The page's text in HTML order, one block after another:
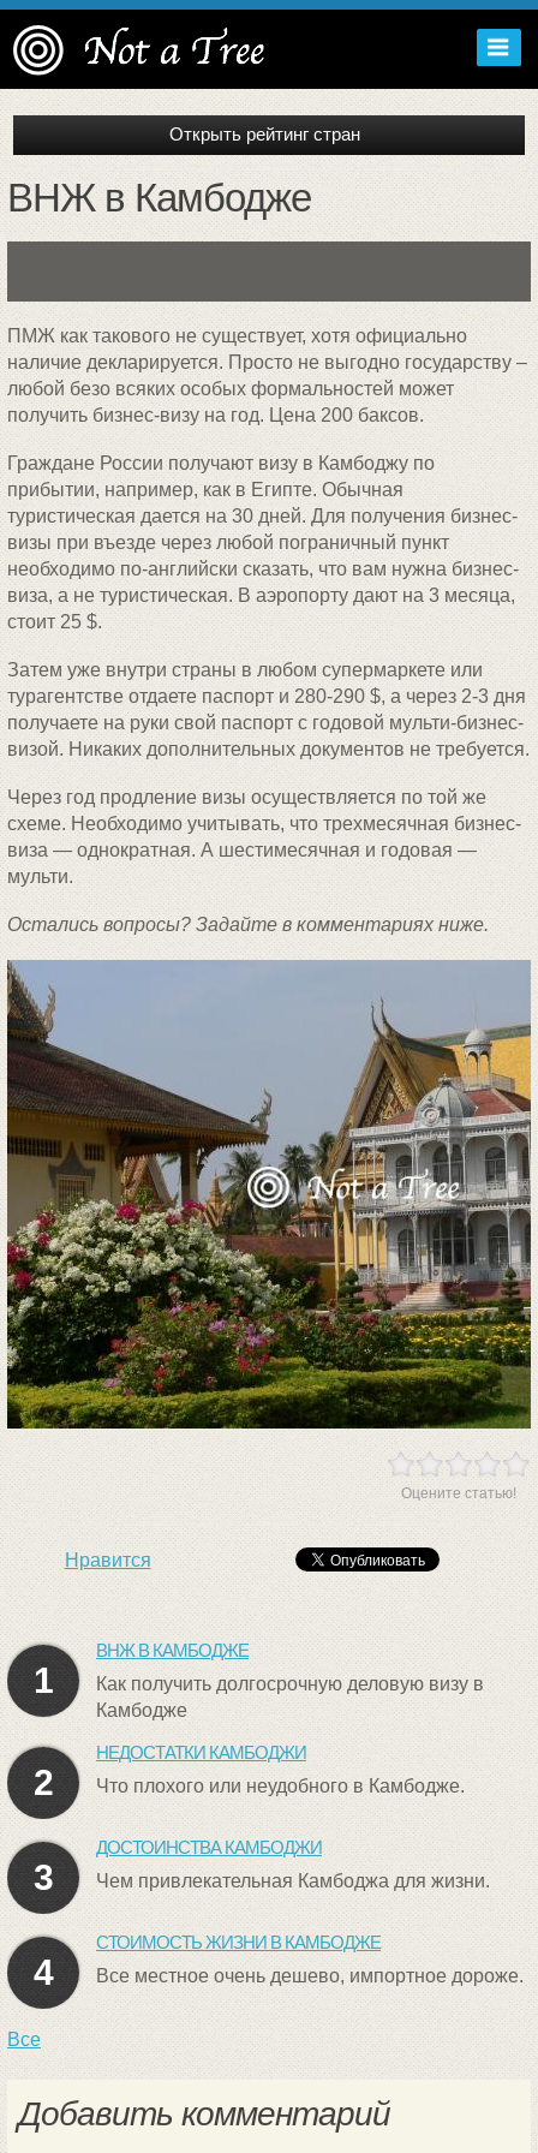
ВНЖ в Камбодже
ПМЖ как такового не существует, хотя официально
наличие декларируется. Просто не выгодно государству –
любой безо всяких особых формальностей может
получить бизнес-визу на год. Цена 200 баксов.
Граждане России получают визу в Камбоджу по
прибытии, например, как в Египте. Обычная
туристическая дается на 30 дней. Для получения бизнес-
визы при въезде через любой пограничный пункт
необходимо по-английски сказать, что вам нужна бизнес-
виза, а не туристическая. В аэропорту дают на 3 месяца,
стоит 25 $.
Затем уже внутри страны в любом супермаркете или
турагентстве отдаете паспорт и 280-290 $, а через 2-3 дня
получаете на руки свой паспорт с годовой мульти-бизнес-
визой. Никаких дополнительных документов не требуется.
Через год продление визы осуществляется по той же
схеме. Необходимо учитывать, что трехмесячная бизнес-
виза — однократная. А шестимесячная и годовая —
мульти.
Остались вопросы? Задайте в комментариях ниже.
Оцените статью!
Нравится
1
ВНЖ В КАМБОДЖЕ
Как получить долгосрочную деловую визу в
Камбодже
2
НЕДОСТАТКИ КАМБОДЖИ
Что плохого или неудобного в Камбодже.
3
ДОСТОИНСТВА КАМБОДЖИ
Чем привлекательная Камбоджа для жизни.
4
СТОИМОСТЬ ЖИЗНИ В КАМБОДЖЕ
Все местное очень дешево, импортное дороже.
Все
Добавить комментарий